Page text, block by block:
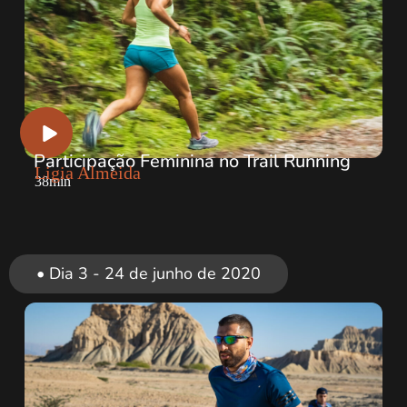
Participação Feminina no Trail Running
Ligia Almeida
38min
• Dia 3 - 24 de junho de 2020